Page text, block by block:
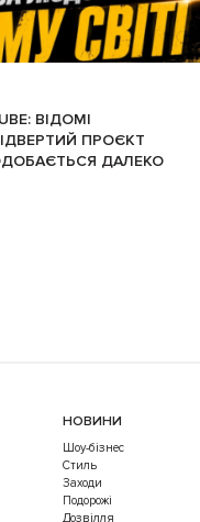
ВІДОМІ
ПРОЄКТ
ДАЛЕКО
НОВИНИ
Шоу-бізнес
Стиль
Заходи
Подорожі
Дозвілля